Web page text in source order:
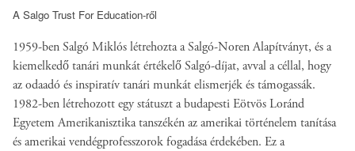
A Salgo Trust For Education-ről
1959-ben Salgó Miklós létrehozta a Salgó-Noren Alapítványt, és a
kiemelkedő tanári munkát értékelő Salgó-díjat, avval a céllal, hogy
az odaadó és inspiratív tanári munkát elismerjék és támogassák.
1982-ben létrehozott egy státuszt a budapesti Eötvös Loránd
Egyetem Amerikanisztika tanszékén az amerikai történelem tanítása
és amerikai vendégprofesszorok fogadása érdekében. Ez a